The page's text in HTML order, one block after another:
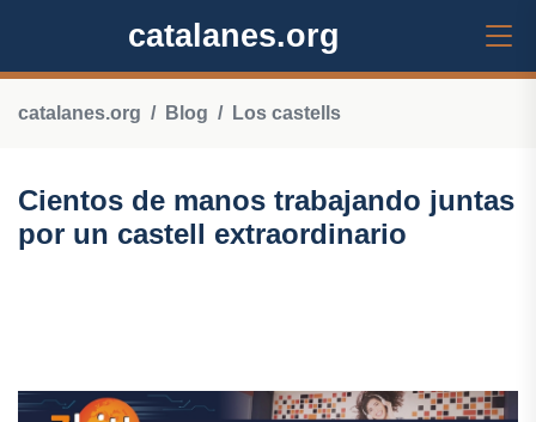
catalanes.org
catalanes.org Blog Los castells
Cientos de manos trabajando juntas
por un castell extraordinario